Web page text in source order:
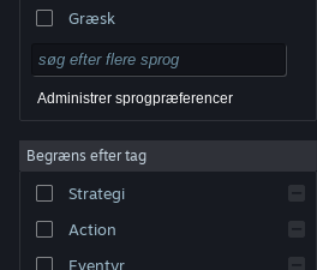
varemærker tilhører deres respektive indehavere i USA
Tilgængelighed
Refunderinger|
Græsk
Administrer sprogpræferencer
Begræns efter tag
Strategi
Action
Eventyr